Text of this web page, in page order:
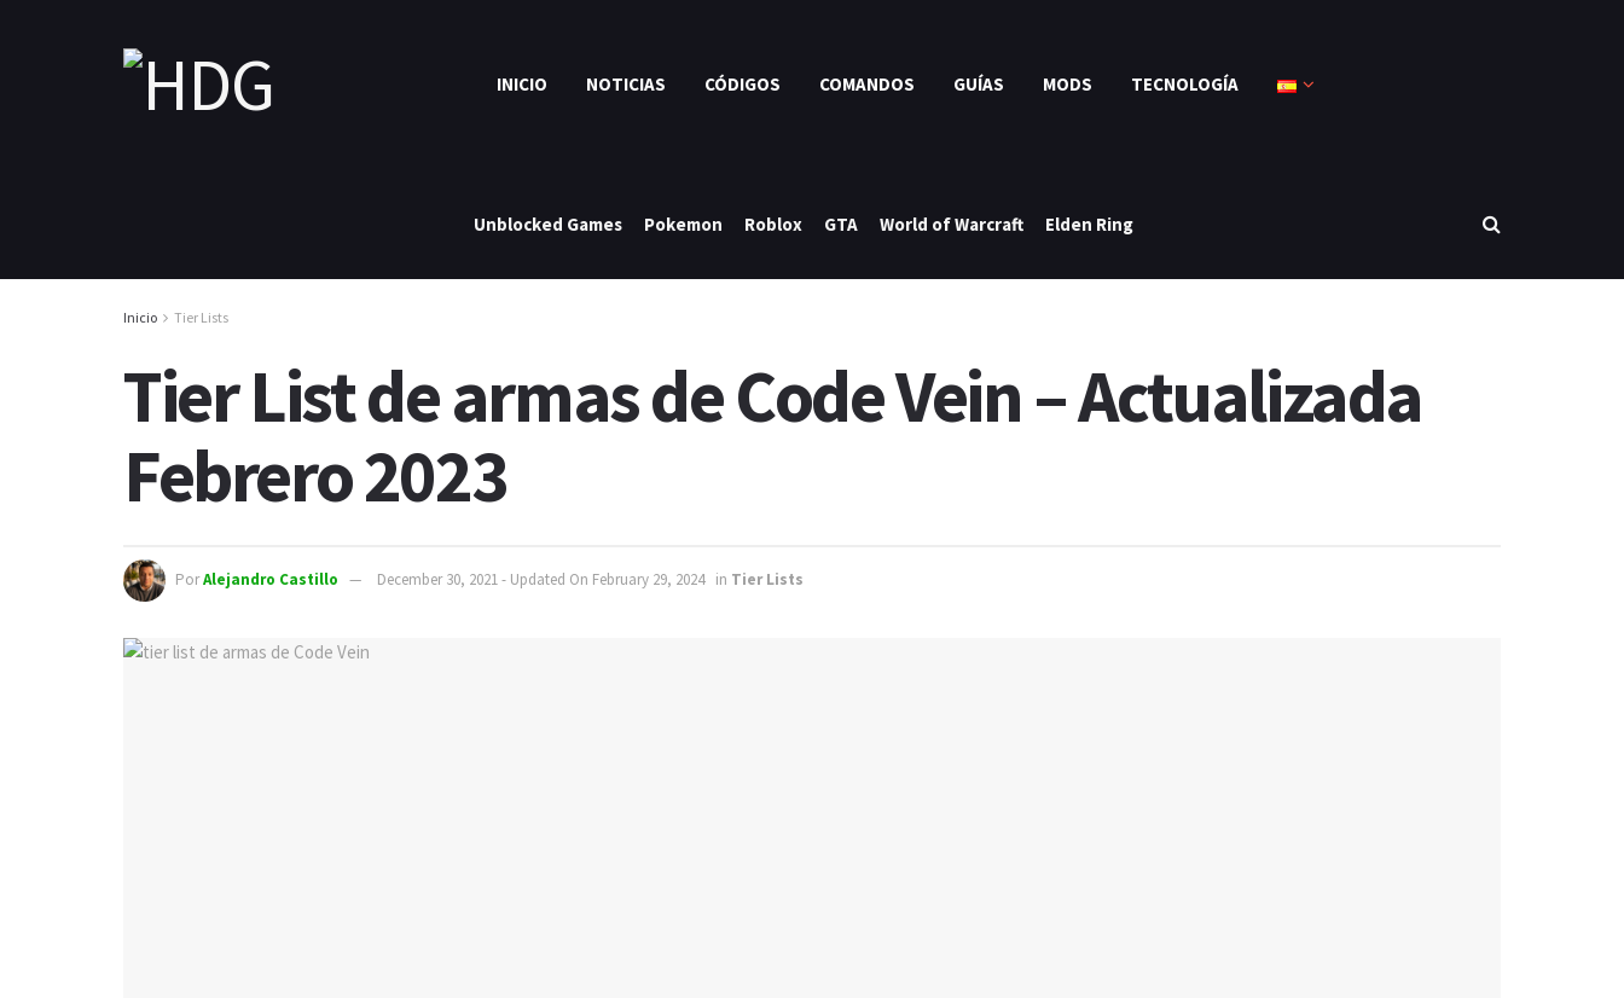
INICIO NOTICIAS CÓDIGOS COMANDOS GUÍAS MODS TECNOLOGÍA
Unblocked Games Pokemon Roblox GTA World of Warcraft Elden Ring
Inicio Tier Lists
Tier List de armas de Code Vein – Actualizada
Febrero 2023
PorAlejandro Castillo December 30, 2021 - Updated On February 29, 2024 in Tier Lists